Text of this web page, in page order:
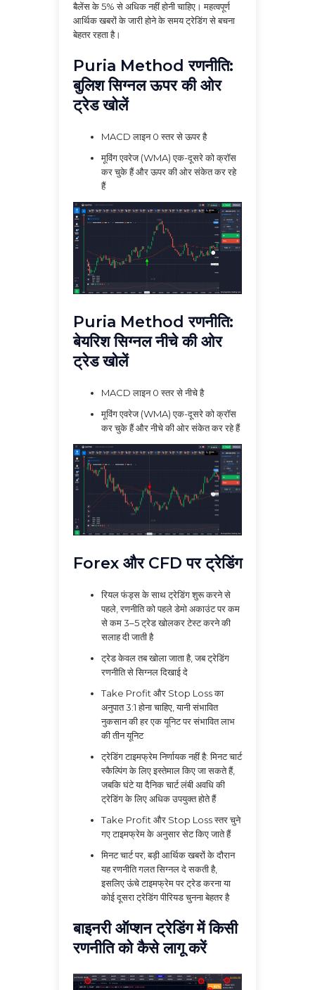
बैलेंस के 5% से अधिक नहीं होनी चाहिए। महत्वपूर्ण
आर्थिक खबरों के जारी होने के समय ट्रेडिंग से बचना
बेहतर रहता है।
Puria Method रणनीति:
बुलिश सिग्नल ऊपर की ओर
ट्रेड खोलें
MACD लाइन 0 स्तर से ऊपर है
मूविंग एवरेज (WMA) एक-दूसरे को क्रॉस
कर चुके हैं और ऊपर की ओर संकेत कर रहे
हैं
Puria Method रणनीति:
बेयरिश सिग्नल नीचे की ओर
ट्रेड खोलें
MACD लाइन 0 स्तर से नीचे है
मूविंग एवरेज (WMA) एक-दूसरे को क्रॉस
कर चुके हैं और नीचे की ओर संकेत कर रहे हैं
Forex और CFD पर ट्रेडिंग
रियल फंड्स के साथ ट्रेडिंग शुरू करने से
पहले, रणनीति को पहले डेमो अकाउंट पर कम
से कम 3–5 ट्रेड खोलकर टेस्ट करने की
सलाह दी जाती है
ट्रेड केवल तब खोला जाता है, जब ट्रेडिंग
रणनीति से सिग्नल दिखाई दे
Take Profit और Stop Loss का
अनुपात 3:1 होना चाहिए, यानी संभावित
नुकसान की हर एक यूनिट पर संभावित लाभ
की तीन यूनिट
ट्रेडिंग टाइमफ्रेम निर्णायक नहीं है: मिनट चार्ट
स्कैल्पिंग के लिए इस्तेमाल किए जा सकते हैं,
जबकि घंटे या दैनिक चार्ट लंबी अवधि की
ट्रेडिंग के लिए अधिक उपयुक्त होते हैं
Take Profit और Stop Loss स्तर चुने
गए टाइमफ्रेम के अनुसार सेट किए जाते हैं
मिनट चार्ट पर, बड़ी आर्थिक खबरों के दौरान
यह रणनीति गलत सिग्नल दे सकती है,
इसलिए ऊंचे टाइमफ्रेम पर ट्रेड करना या
कोई दूसरा ट्रेडिंग पीरियड चुनना बेहतर है
बाइनरी ऑप्शन ट्रेडिंग में किसी
रणनीति को कैसे लागू करें